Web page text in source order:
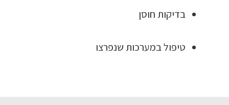
בדיקות חוסן
טיפול במערכות שנפרצו